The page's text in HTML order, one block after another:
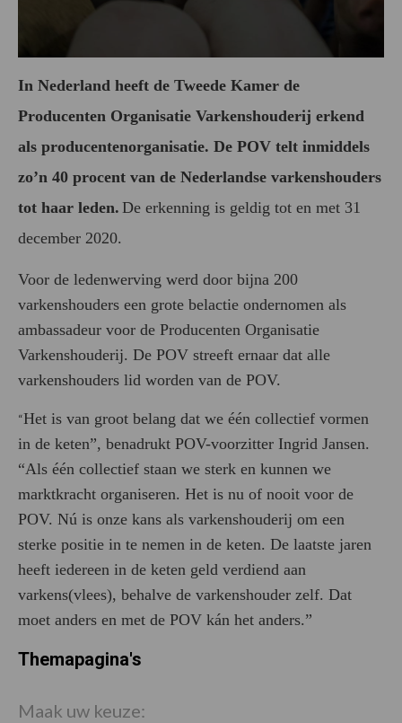
In Nederland heeft de Tweede Kamer de
Producenten Organisatie Varkenshouderij erkend
als producentenorganisatie. De POV telt inmiddels
zo’n 40 procent van de Nederlandse varkenshouders
tot haar leden. De erkenning is geldig tot en met 31
december 2020.
Voor de ledenwerving werd door bijna 200
varkenshouders een grote belactie ondernomen als
ambassadeur voor de Producenten Organisatie
Varkenshouderij. De POV streeft ernaar dat alle
varkenshouders lid worden van de POV.
“Het is van groot belang dat we één collectief vormen
in de keten”, benadrukt POV-voorzitter Ingrid Jansen.
“Als één collectief staan we sterk en kunnen we
marktkracht organiseren. Het is nu of nooit voor de
POV. Nú is onze kans als varkenshouderij om een
sterke positie in te nemen in de keten. De laatste jaren
heeft iedereen in de keten geld verdiend aan
varkens(vlees), behalve de varkenshouder zelf. Dat
moet anders en met de POV kán het anders.”
Themapagina's
Maak uw keuze: